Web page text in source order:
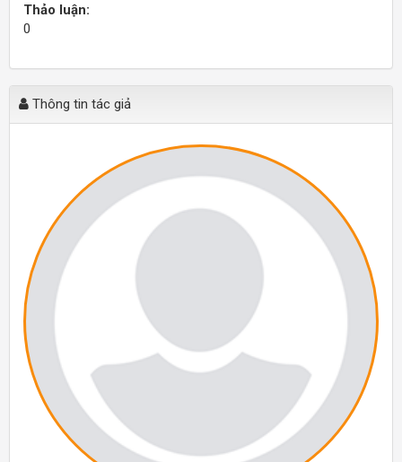
Thảo luận:
0
Thông tin tác giả